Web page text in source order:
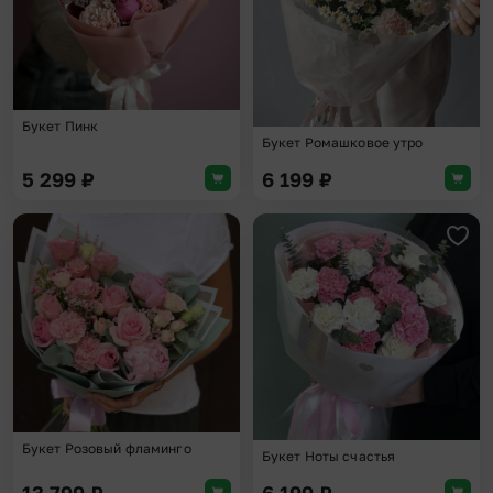
Букет Пинк
5 299 ₽
Букет Ромашковое утро
6 199 ₽
Добавить в избранное
Букет Розовый фламинго Букет Ноты счастья